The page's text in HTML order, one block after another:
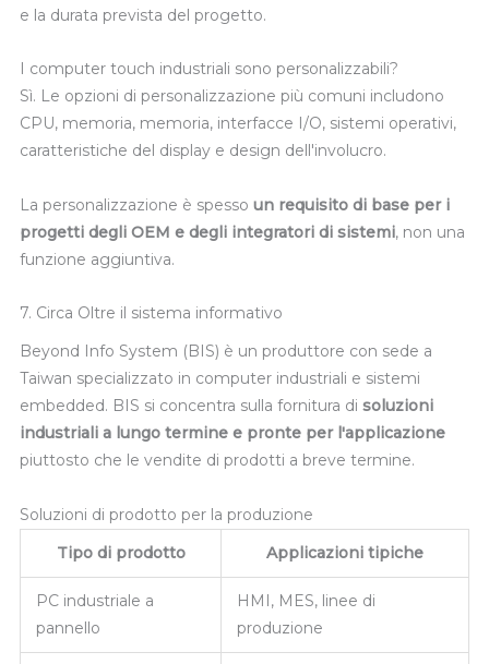
e la durata prevista del progetto.
I computer touch industriali sono personalizzabili?
Sì. Le opzioni di personalizzazione più comuni includono
CPU, memoria, memoria, interfacce I/O, sistemi operativi,
caratteristiche del display e design dell'involucro.
La personalizzazione è spesso un requisito di base per i
progetti degli OEM e degli integratori di sistemi, non una
funzione aggiuntiva.
7. Circa Oltre il sistema informativo
Beyond Info System (BIS) è un produttore con sede a
Taiwan specializzato in computer industriali e sistemi
embedded. BIS si concentra sulla fornitura di soluzioni
industriali a lungo termine e pronte per l'applicazione
piuttosto che le vendite di prodotti a breve termine.
Soluzioni di prodotto per la produzione
Tipo di prodotto
Applicazioni tipiche
PC industriale a
pannello
HMI, MES, linee di
produzione